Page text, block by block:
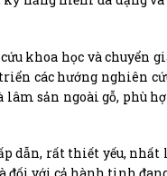
khoa học và chuyển
các hướng nghiên
lâm sản ngoài gỗ, phù
dẫn, rất thiết yếu,